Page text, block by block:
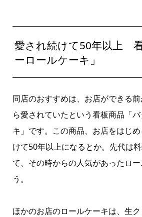
愛され続けて50年以上
ーロールケーキ」
同店のおすすめは、お店ができる
ら愛されていたという看板商品「
キ」です。この商品、お店をはじ
けて50年以上になるとか。先代は
て、その時からの人気があったロ
う。
ほかのお店のロールケーキは、生